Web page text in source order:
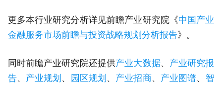
更多本行业研究分析详见前瞻产业研究院《中国产业
金融服务市场前瞻与投资战略规划分析报告》。
同时前瞻产业研究院还提供产业大数据、 产业研究报
告、 产业规划 、 园区规划 、 产业招商、 产业图谱、 智